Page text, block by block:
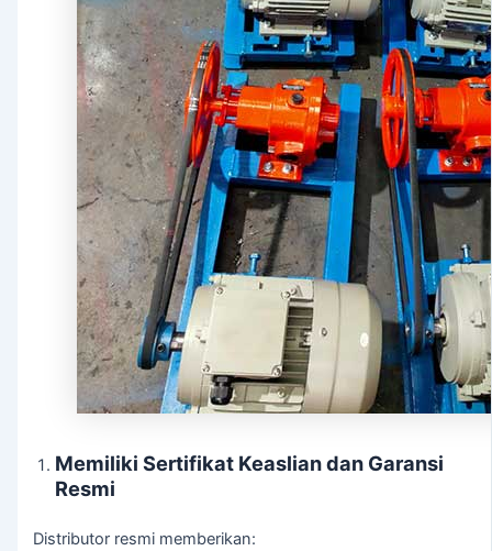
Memiliki Sertifikat Keaslian dan Garansi
Resmi
Distributor resmi memberikan: